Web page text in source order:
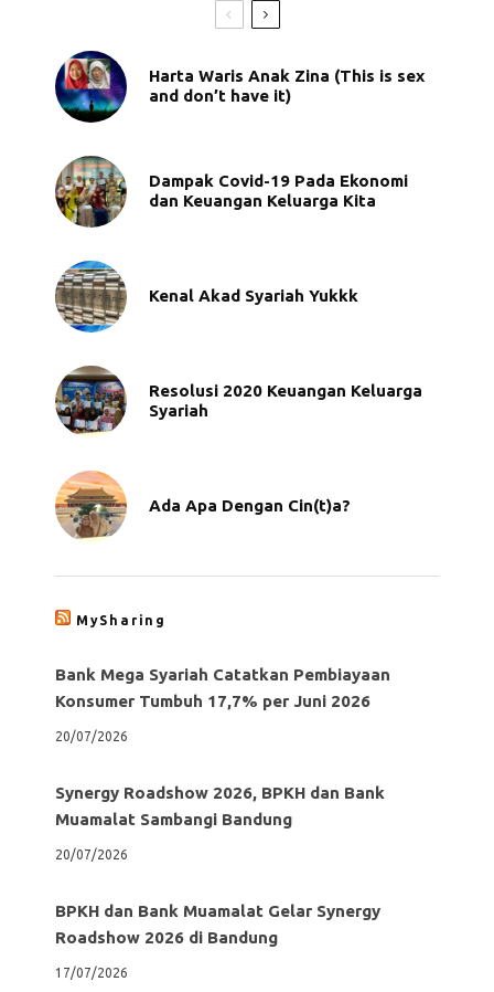
Harta Waris Anak Zina (This is sex
and don’t have it)
Dampak Covid-19 Pada Ekonomi
dan Keuangan Keluarga Kita
Kenal Akad Syariah Yukkk
Resolusi 2020 Keuangan Keluarga
Syariah
Ada Apa Dengan Cin(t)a?
MySharing
Bank Mega Syariah Catatkan Pembiayaan
Konsumer Tumbuh 17,7% per Juni 2026
20/07/2026
Synergy Roadshow 2026, BPKH dan Bank
Muamalat Sambangi Bandung
20/07/2026
BPKH dan Bank Muamalat Gelar Synergy
Roadshow 2026 di Bandung
17/07/2026